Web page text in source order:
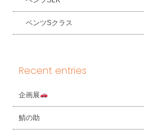
ベンツSクラス
Recent entries
企画展
鯖の助